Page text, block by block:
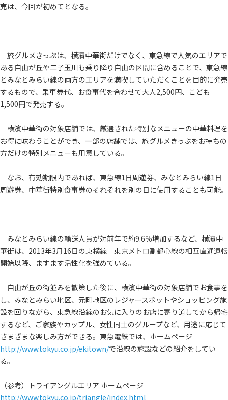
売は、今回が初めてとなる。
旅グルメきっぷは、横濱中華街だけでなく、東急線で人気のエリアで
ある自由が丘や二子玉川も乗り降り自由の区間に含めることで、東急線
とみなとみらい線の両方のエリアを満喫していただくことを目的に発売
するもので、乗車券代、お食事代を合わせて大人2,500円、こども
1,500円で発売する。
横濱中華街の対象店舗では、厳選された特別なメニューの中華料理を
お得に味わうことができ、一部の店舗では、旅グルメきっぷをお持ちの
方だけの特別メニューも用意している。
なお、有効期限内であれば、東急線1日周遊券、みなとみらい線1日
周遊券、中華街特別食事券のそれぞれを別の日に使用することも可能。
みなとみらい線の輸送人員が対前年で約9.6％増加するなど、横濱中
華街は、2013年3月16日の東横線―東京メトロ副都心線の相互直通運転
開始以降、ますます活性化を強めている。
自由が丘の街並みを散策した後に、横濱中華街の対象店舗でお食事を
し、みなとみらい地区、元町地区のレジャースポットやショッピング施
設を回りながら、東急線沿線のお気に入りのお店に寄り道してから帰宅
するなど、ご家族やカップル、女性同士のグループなど、用途に応じて
さまざまな楽しみ方ができる。東急電鉄では、ホームページ
http://www.tokyu.co.jp/ekitown/で沿線の施設などの紹介をしてい
る。
（参考）トライアングルエリア ホームページ
http://www.tokyu.co.jp/triangle/index.html